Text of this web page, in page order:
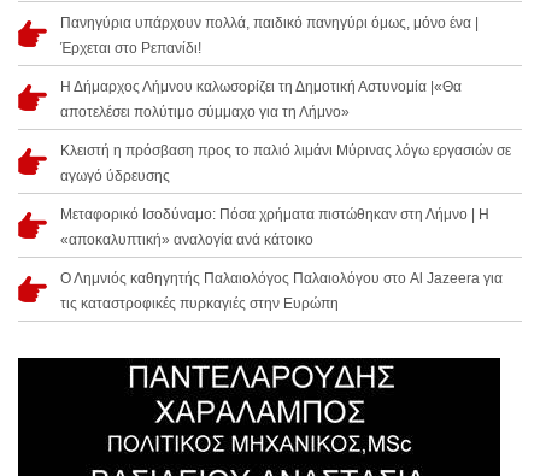
Πανηγύρια υπάρχουν πολλά, παιδικό πανηγύρι όμως, μόνο ένα |
Έρχεται στο Ρεπανίδι!
Η Δήμαρχος Λήμνου καλωσορίζει τη Δημοτική Αστυνομία |«Θα
αποτελέσει πολύτιμο σύμμαχο για τη Λήμνο»
Κλειστή η πρόσβαση προς το παλιό λιμάνι Μύρινας λόγω εργασιών σε
αγωγό ύδρευσης
Μεταφορικό Ισοδύναμο: Πόσα χρήματα πιστώθηκαν στη Λήμνο | Η
«αποκαλυπτική» αναλογία ανά κάτοικο
Ο Λημνιός καθηγητής Παλαιολόγος Παλαιολόγου στο Al Jazeera για
τις καταστροφικές πυρκαγιές στην Ευρώπη